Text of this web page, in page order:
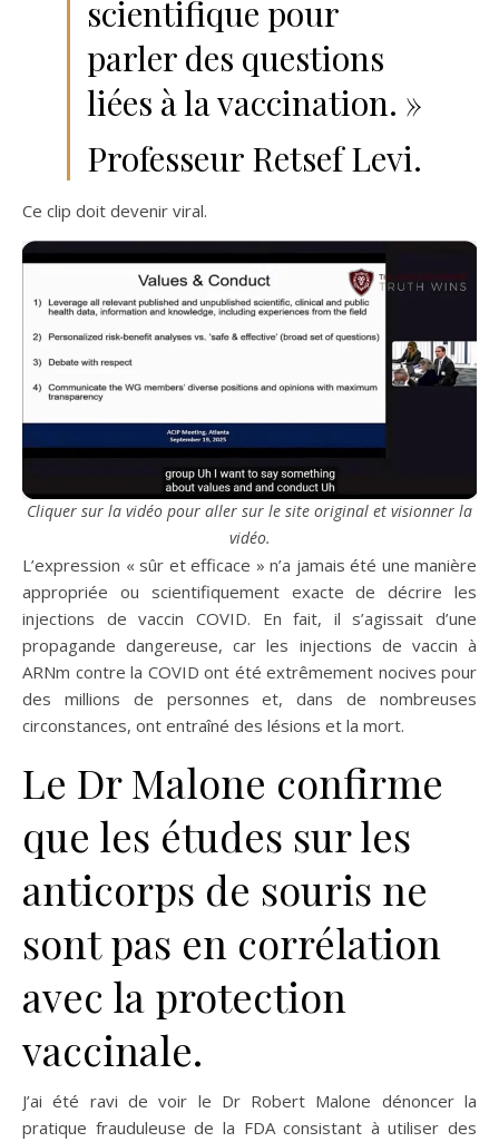
scientifique pour
parler des questions
liées à la vaccination. »
Professeur Retsef Levi.
Ce clip doit devenir viral.
Cliquer sur la vidéo pour aller sur le site original et visionner la
vidéo.
L’expression « sûr et efficace » n’a jamais été une manière
appropriée ou scientifiquement exacte de décrire les
injections de vaccin COVID. En fait, il s’agissait d’une
propagande dangereuse, car les injections de vaccin à
ARNm contre la COVID ont été extrêmement nocives pour
des millions de personnes et, dans de nombreuses
circonstances, ont entraîné des lésions et la mort.
Le Dr Malone confirme
que les études sur les
anticorps de souris ne
sont pas en corrélation
avec la protection
vaccinale.
J’ai été ravi de voir le Dr Robert Malone dénoncer la
pratique frauduleuse de la FDA consistant à utiliser des